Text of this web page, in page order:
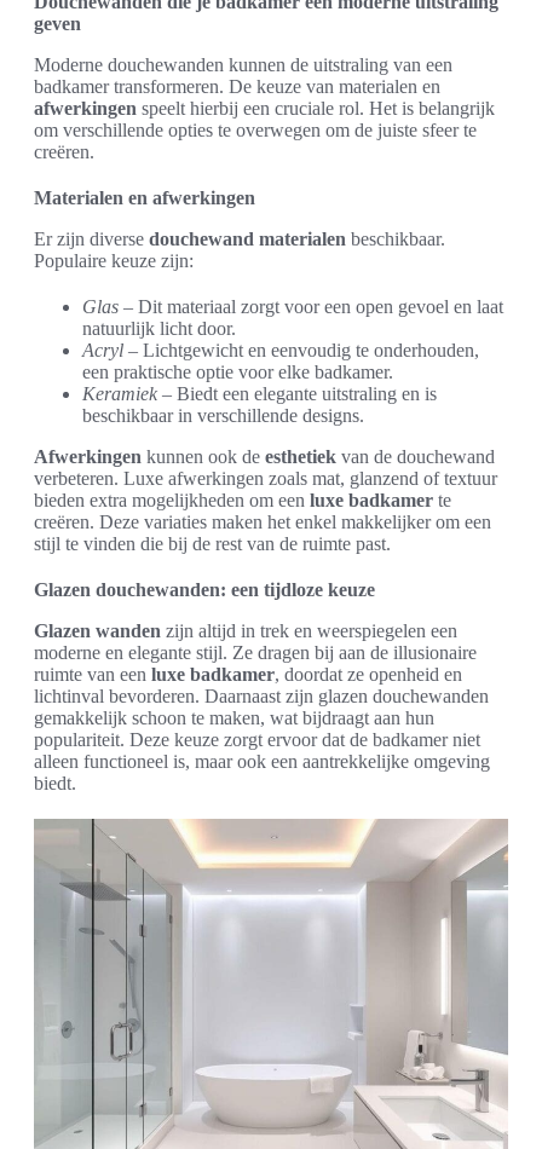
geven
Moderne douchewanden kunnen de uitstraling van een
badkamer transformeren. De keuze van materialen en
afwerkingen speelt hierbij een cruciale rol. Het is belangrijk
om verschillende opties te overwegen om de juiste sfeer te
creëren.
Materialen en afwerkingen
Er zijn diverse douchewand materialen beschikbaar.
Populaire keuze zijn:
Glas – Dit materiaal zorgt voor een open gevoel en laat
natuurlijk licht door.
Acryl – Lichtgewicht en eenvoudig te onderhouden,
een praktische optie voor elke badkamer.
Keramiek – Biedt een elegante uitstraling en is
beschikbaar in verschillende designs.
Afwerkingen kunnen ook de esthetiek van de douchewand
verbeteren. Luxe afwerkingen zoals mat, glanzend of textuur
bieden extra mogelijkheden om een luxe badkamer te
creëren. Deze variaties maken het enkel makkelijker om een
stijl te vinden die bij de rest van de ruimte past.
Glazen douchewanden: een tijdloze keuze
Glazen wanden zijn altijd in trek en weerspiegelen een
moderne en elegante stijl. Ze dragen bij aan de illusionaire
ruimte van een luxe badkamer, doordat ze openheid en
lichtinval bevorderen. Daarnaast zijn glazen douchewanden
gemakkelijk schoon te maken, wat bijdraagt aan hun
populariteit. Deze keuze zorgt ervoor dat de badkamer niet
alleen functioneel is, maar ook een aantrekkelijke omgeving
biedt.